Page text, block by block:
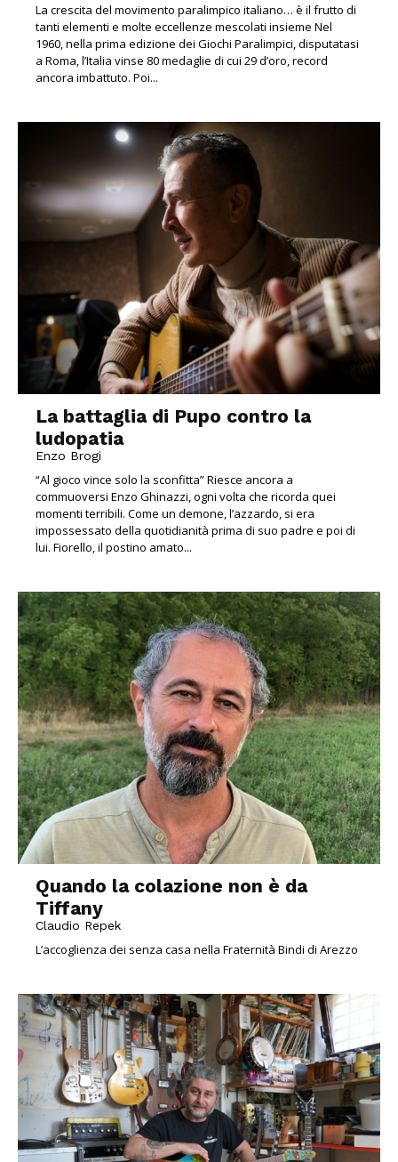
La crescita del movimento paralimpico italiano… è il frutto di
tanti elementi e molte eccellenze mescolati insieme Nel
1960, nella prima edizione dei Giochi Paralimpici, disputatasi
a Roma, l’Italia vinse 80 medaglie di cui 29 d’oro, record
ancora imbattuto. Poi...
La battaglia di Pupo contro la
ludopatia
Enzo Brogi
“Al gioco vince solo la sconfitta” Riesce ancora a
commuoversi Enzo Ghinazzi, ogni volta che ricorda quei
momenti terribili. Come un demone, l’azzardo, si era
impossessato della quotidianità prima di suo padre e poi di
lui. Fiorello, il postino amato...
Quando la colazione non è da
Tiffany
Claudio Repek
L’accoglienza dei senza casa nella Fraternità Bindi di Arezzo